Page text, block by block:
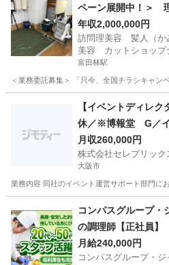
ペーン展開中！＞
オーナー様、技術者
資格持ちの方・・・
かして副業しません
年収2,000,000円
訪問理美容 髪人（
美容 カットショップ
富田林駅
＜業務委託募集＞ 「只今、全国チラシキャ
富田林駅 理容師
【イベントディレ
休／※博報堂 G／イ
定・手配、研修の作
00社 12,600サービ
実績
月収260,000円
株式会社セレブリック
大阪市
業務内容 同社のイベント運営サポート部門に
その他
コンパスグループ
の調理師【正社員】
月給240,000円
コンパスグループ・